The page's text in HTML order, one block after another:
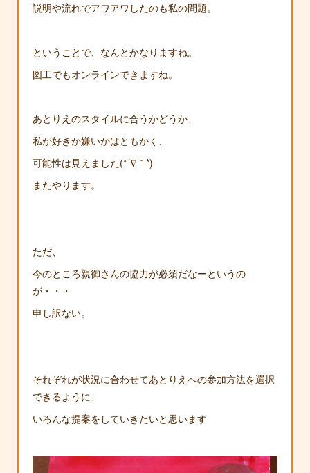
説明や流れでアワアワしたのも私の問題。
ということで、なんとかなりますね。
図工でもオンラインできますね。
あとりえのスタイルに合うかどうか、
私が好きか嫌いかはともかく、
可能性は見えました(*´∇｀*)
またやります。
ただ、
今のところ親御さんの協力が必須だなーというの
が・・・
申し訳ない。
それぞれが状況に合わせてあとりえへの参加方法を選択
できるように、
いろんな提案をしていきたいと思います